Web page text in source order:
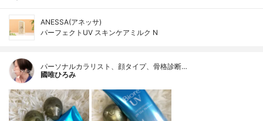
ANESSA(アネッサ)
パーフェクトUV スキンケアミルク N
パーソナルカラリスト、顔タイプ、骨格診断…
國唯ひろみ